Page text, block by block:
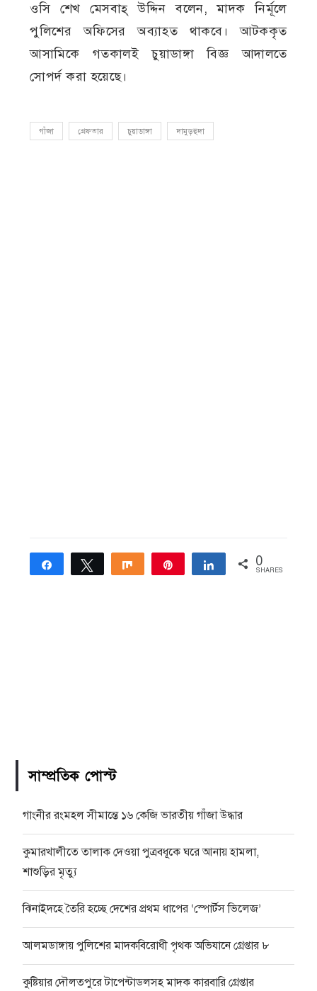
ওসি শেখ মেসবাহ্ উদ্দিন বলেন, মাদক নির্মূলে
পুলিশের অফিসের অব্যাহত থাকবে। আটককৃত
আসামিকে গতকালই চুয়াডাঙ্গা বিজ্ঞ আদালতে
সোপর্দ করা হয়েছে।
গাঁজা গ্রেফতার চুয়াডাঙ্গা দামুড়হুদা
Share Tweet Share Share 0
SHARES
সাম্প্রতিক পোস্ট
গাংনীর রংমহল সীমান্তে ১৬ কেজি ভারতীয় গাঁজা উদ্ধার
কুমারখালীতে তালাক দেওয়া পুত্রবধূকে ঘরে আনায় হামলা,
শাশুড়ির মৃত্যু
ঝিনাইদহে তৈরি হচ্ছে দেশের প্রথম ধাপের ‘স্পোর্টস ভিলেজ’
আলমডাঙ্গায় পুলিশের মাদকবিরোধী পৃথক অভিযানে গ্রেপ্তার ৮
কুষ্টিয়ার দৌলতপুরে টাপেন্টাডলসহ মাদক কারবারি গ্রেপ্তার